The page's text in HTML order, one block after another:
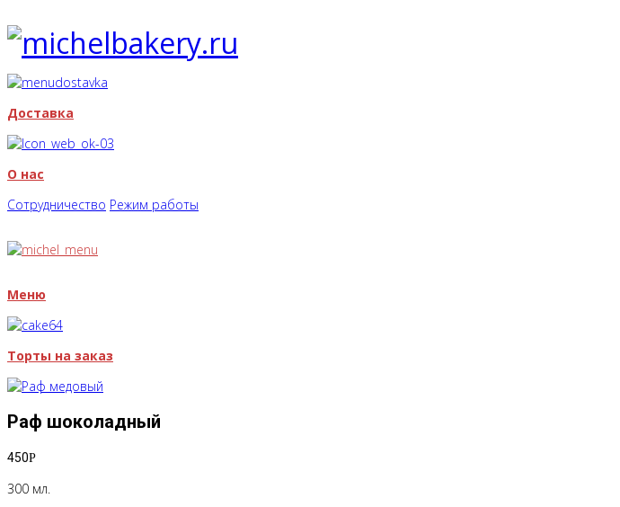
Доставка
О нас
Сотрудничество Режим работы
Меню
Торты на заказ
Раф шоколадный
450Р
300 мл.